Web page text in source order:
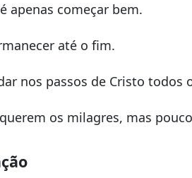
apenas começar bem.
até o fim.
nos passos de Cristo todos
os milagres, mas